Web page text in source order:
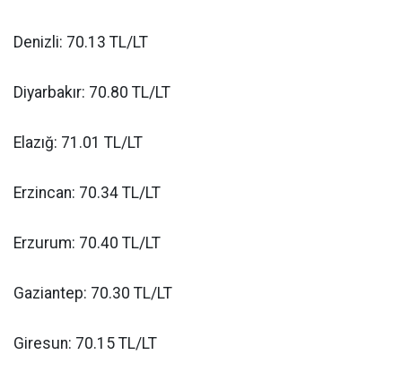
Denizli: 70.13 TL/LT
Diyarbakır: 70.80 TL/LT
Elazığ: 71.01 TL/LT
Erzincan: 70.34 TL/LT
Erzurum: 70.40 TL/LT
Gaziantep: 70.30 TL/LT
Giresun: 70.15 TL/LT